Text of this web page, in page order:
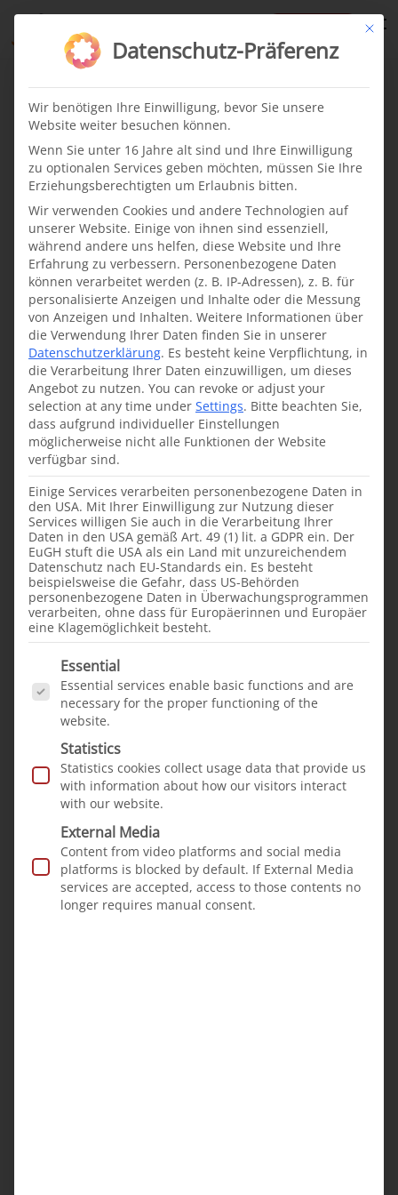
Pakistan
Oldest
· 07.11.2022
Cleft surgery mission to
Dhodial, North Pakistan
For our Cleft Pakistan
project for children
with cleft lip and palate
in Pakistan, we
cooperate with the
large Pakistani...
From our projects News
· 12.04.2023
Visit to our cleft treatment
project in Pakistan
2016, we were able to
Cleft children News ·
30.08.2023
Mit
Datenschutz-Präferenz
Wir benötigen Ihre Einwilligung, bevor Sie unsere
Website weiter besuchen können.
Wenn Sie unter 16 Jahre alt sind und Ihre Einwilligung
zu optionalen Services geben möchten, müssen Sie Ihre
Erziehungsberechtigten um Erlaubnis bitten.
Wir verwenden Cookies und andere Technologien auf
unserer Website. Einige von ihnen sind essenziell,
während andere uns helfen, diese Website und Ihre
Erfahrung zu verbessern. Personenbezogene Daten
können verarbeitet werden (z. B. IP-Adressen), z. B. für
personalisierte Anzeigen und Inhalte oder die Messung
von Anzeigen und Inhalten. Weitere Informationen über
die Verwendung Ihrer Daten finden Sie in unserer
Datenschutzerklärung. Es besteht keine Verpflichtung, in
die Verarbeitung Ihrer Daten einzuwilligen, um dieses
Angebot zu nutzen. You can revoke or adjust your
selection at any time under Settings. Bitte beachten Sie,
dass aufgrund individueller Einstellungen
möglicherweise nicht alle Funktionen der Website
verfügbar sind.
Einige Services verarbeiten personenbezogene Daten in
den USA. Mit Ihrer Einwilligung zur Nutzung dieser
Services willigen Sie auch in die Verarbeitung Ihrer
Daten in den USA gemäß Art. 49 (1) lit. a GDPR ein. Der
EuGH stuft die USA als ein Land mit unzureichendem
Datenschutz nach EU-Standards ein. Es besteht
beispielsweise die Gefahr, dass US-Behörden
personenbezogene Daten in Überwachungsprogrammen
verarbeiten, ohne dass für Europäerinnen und Europäer
eine Klagemöglichkeit besteht.
Es folgt eine Liste der Service-Gruppen, für die
Essential
Essential services enable basic functions and are
necessary for the proper functioning of the
website.
Statistics
Statistics cookies collect usage data that provide us
with information about how our visitors interact
with our website.
External Media
Content from video platforms and social media
platforms is blocked by default. If External Media
services are accepted, access to those contents no
longer requires manual consent.